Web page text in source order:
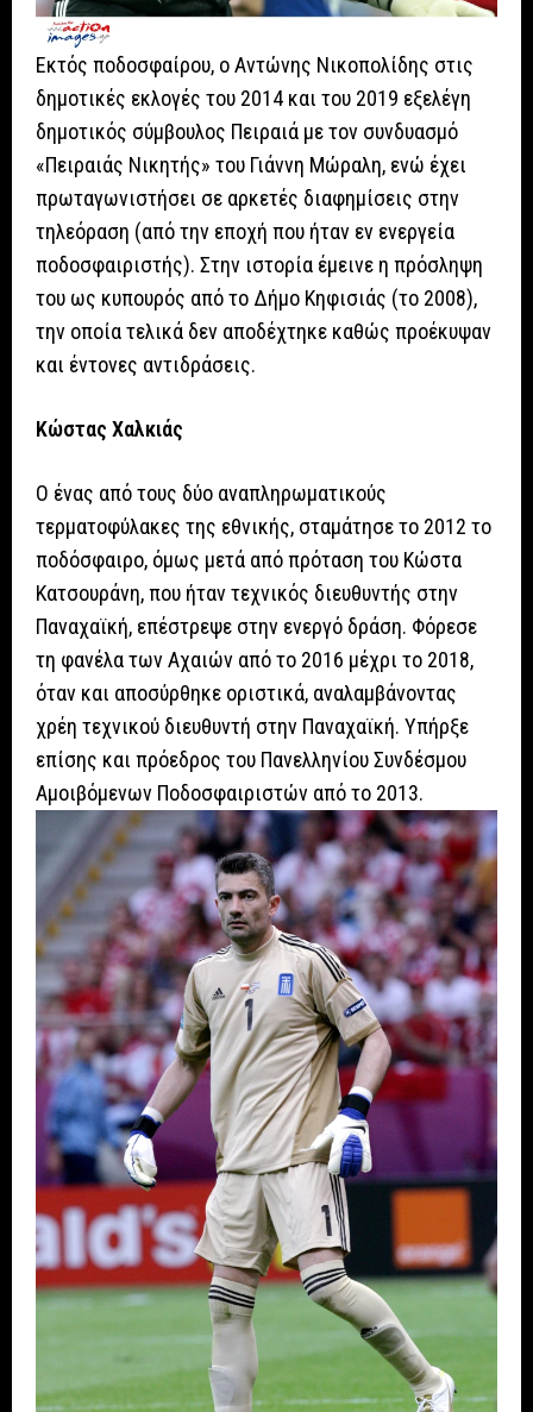
Εκτός ποδοσφαίρου, ο Αντώνης Νικοπολίδης στις
δημοτικές εκλογές του 2014 και του 2019 εξελέγη
δημοτικός σύμβουλος Πειραιά με τον συνδυασμό
«Πειραιάς Νικητής» του Γιάννη Μώραλη, ενώ έχει
πρωταγωνιστήσει σε αρκετές διαφημίσεις στην
τηλεόραση (από την εποχή που ήταν εν ενεργεία
ποδοσφαιριστής). Στην ιστορία έμεινε η πρόσληψη
του ως κυπουρός από το Δήμο Κηφισιάς (το 2008),
την οποία τελικά δεν αποδέχτηκε καθώς προέκυψαν
και έντονες αντιδράσεις.
Κώστας Χαλκιάς
Ο ένας από τους δύο αναπληρωματικούς
τερματοφύλακες της εθνικής, σταμάτησε το 2012 το
ποδόσφαιρο, όμως μετά από πρόταση του Κώστα
Κατσουράνη, που ήταν τεχνικός διευθυντής στην
Παναχαϊκή, επέστρεψε στην ενεργό δράση. Φόρεσε
τη φανέλα των Αχαιών από το 2016 μέχρι το 2018,
όταν και αποσύρθηκε οριστικά, αναλαμβάνοντας
χρέη τεχνικού διευθυντή στην Παναχαϊκή. Υπήρξε
επίσης και πρόεδρος του Πανελληνίου Συνδέσμου
Αμοιβόμενων Ποδοσφαιριστών από το 2013.